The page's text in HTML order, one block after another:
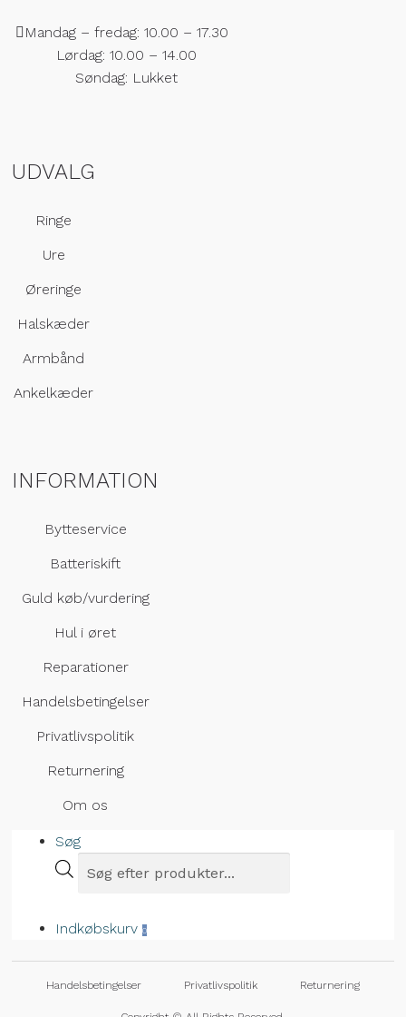
Mandag – fredag: 10.00 – 17.30
Lørdag: 10.00 – 14.00
Søndag: Lukket
UDVALG
Ringe
Ure
Øreringe
Halskæder
Armbånd
Ankelkæder
INFORMATION
Bytteservice
Batteriskift
Guld køb/vurdering
Hul i øret
Reparationer
Handelsbetingelser
Privatlivspolitik
Returnering
Om os
Søg
Indkøbskurv0
Handelsbetingelser Privatlivspolitik Returnering